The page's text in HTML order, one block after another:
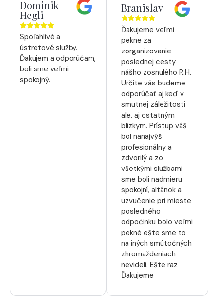
Dominik
Hegli
Spoľahlivé a
ústretové služby.
Ďakujem a odporúčam,
boli sme veľmi
spokojný.
Branislav
Ďakujeme veľmi
pekne za
zorganizovanie
poslednej cesty
nášho zosnulého R.H.
Určite vás budeme
odporúčať aj keď v
smutnej záležitosti
ale, aj ostatným
blízkym. Prístup váš
bol nanajvýš
profesionálny a
zdvorilý a zo
všetkými službami
sme boli nadmieru
spokojní, altánok a
uzvučenie pri mieste
posledného
odpočinku bolo veľmi
pekné ešte sme to
na iných smútočných
zhromaždeniach
nevideli. Ešte raz
Ďakujeme